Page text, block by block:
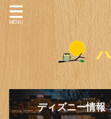
ディズニー情報